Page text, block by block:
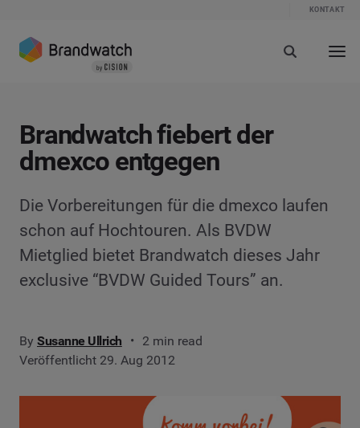
KONTAKT
Brandwatch fiebert der
dmexco entgegen
Die Vorbereitungen für die dmexco laufen
schon auf Hochtouren. Als BVDW
Mietglied bietet Brandwatch dieses Jahr
exclusive “BVDW Guided Tours” an.
By Susanne Ullrich
2 min read
Veröffentlicht 29. Aug 2012